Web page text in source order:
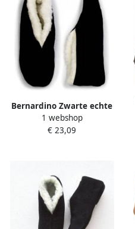
Bernardino Zwarte echte
suede Spaanse sloffen
heren Zwart
1 webshop
€ 23,09